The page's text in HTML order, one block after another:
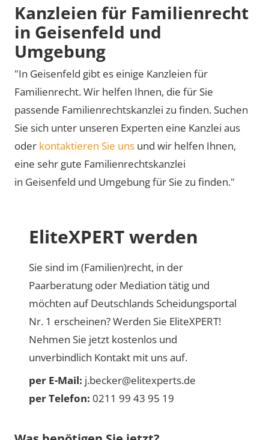
Kanzleien für Familienrecht
in Geisenfeld und
Umgebung
"In Geisenfeld gibt es einige Kanzleien für
Familienrecht. Wir helfen Ihnen, die für Sie
passende Familienrechtskanzlei zu finden. Suchen
Sie sich unter unseren Experten eine Kanzlei aus
oder kontaktieren Sie uns und wir helfen Ihnen,
eine sehr gute Familienrechtskanzlei
in Geisenfeld und Umgebung für Sie zu finden."
EliteXPERT werden
Sie sind im (Familien)recht, in der
Paarberatung oder Mediation tätig und
möchten auf Deutschlands Scheidungsportal
Nr. 1 erscheinen? Werden Sie EliteXPERT!
Nehmen Sie jetzt kostenlos und
unverbindlich Kontakt mit uns auf.
per E-Mail: j.becker@elitexperts.de
per Telefon: 0211 99 43 95 19